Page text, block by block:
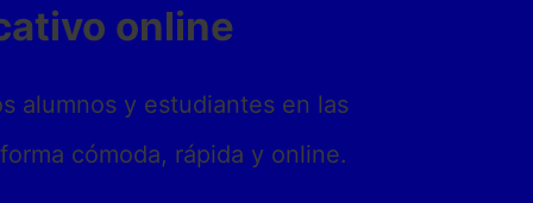
online
alumnos y estudiantes en las
cómoda, rápida y online.